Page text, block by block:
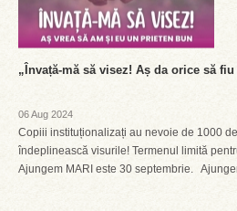
„Învață-mă să visez! Aș da orice să
06 Aug 2024
Copiii instituționalizați au nevoie de 1000
îndeplinească visurile! Termenul limită
Ajungem MARI este 30 septembrie.